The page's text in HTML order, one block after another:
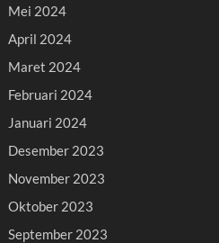
Mei 2024
April 2024
Maret 2024
Februari 2024
Januari 2024
Desember 2023
November 2023
Oktober 2023
September 2023